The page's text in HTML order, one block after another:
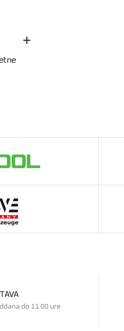
do 11.00 ure